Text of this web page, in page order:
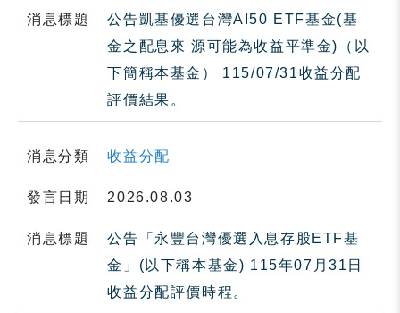
消息標題
公告凱基優選台灣AI50 ETF基金(基
金之配息來 源可能為收益平準金)（以
下簡稱本基金） 115/07/31收益分配
評價結果。
消息分類 收益分配
發言日期 2026.08.03
消息標題
公告「永豐台灣優選入息存股ETF基
金」(以下稱本基金) 115年07月31日
收益分配評價時程。